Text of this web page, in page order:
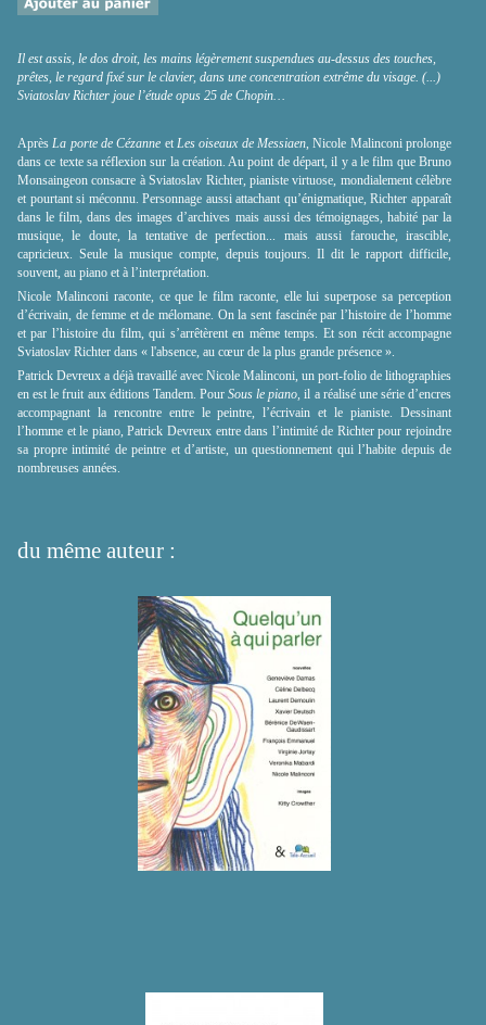
Il est assis, le dos droit, les mains légèrement suspendues au-dessus des touches,
prêtes, le regard fixé sur le clavier, dans une concentration extrême du visage. (...)
Sviatoslav Richter joue l’étude opus 25 de Chopin…
Après La porte de Cézanne et Les oiseaux de Messiaen , Nicole Malinconi prolonge
dans ce texte sa réflexion sur la création. Au point de départ, il y a le film que Bruno
Monsaingeon consacre à Sviatoslav Richter, pianiste virtuose, mondialement célèbre
et pourtant si méconnu. Personnage aussi attachant qu’énigmatique, Richter apparaît
dans le film, dans des images d’archives mais aussi des témoignages, habité par la
musique, le doute, la tentative de perfection... mais aussi farouche, irascible,
capricieux. Seule la musique compte, depuis toujours. Il dit le rapport difficile,
souvent, au piano et à l’interprétation.
Nicole Malinconi raconte, ce que le film raconte, elle lui superpose sa perception
d’écrivain, de femme et de mélomane. On la sent fascinée par l’histoire de l’homme
et par l’histoire du film, qui s’arrêtèrent en même temps. Et son récit accompagne
Sviatoslav Richter dans « l'absence, au cœur de la plus grande présence »
Patrick Devreux a déjà travaillé avec Nicole Malinconi, un port-folio de lithographies
en est le fruit aux éditions Tandem. Pour Sous le piano, il a réalisé une série d’encres
accompagnant la rencontre entre le peintre, l’écrivain et le pianiste. Dessinant
l’homme et le piano, Patrick Devreux entre dans l’intimité de Richter pour rejoindre
sa propre intimité de peintre et d’artiste, un questionnement qui l’habite depuis de
nombreuses années.
du même auteur :